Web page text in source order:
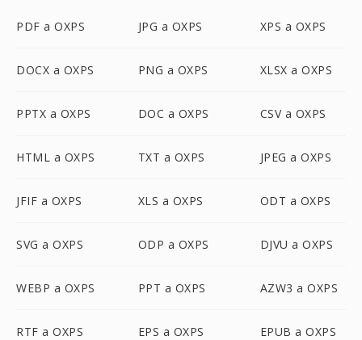
PDF a OXPS JPG a OXPS XPS a OXPS
DOCX a OXPS PNG a OXPS XLSX a OXPS
PPTX a OXPS DOC a OXPS CSV a OXPS
HTML a OXPS TXT a OXPS JPEG a OXPS
JFIF a OXPS XLS a OXPS ODT a OXPS
SVG a OXPS ODP a OXPS DJVU a OXPS
WEBP a OXPS PPT a OXPS AZW3 a OXPS
RTF a OXPS EPS a OXPS EPUB a OXPS